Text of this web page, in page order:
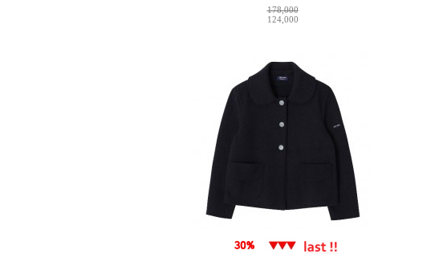
178,000
124,000